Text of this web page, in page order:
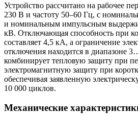
Устройство рассчитано на рабочее
230 В и частоту 50–60 Гц, с
и номинальным импульсным
кВ. Отключающая способность при
составляет 4,5 кА, а ограничение
отключения находится в диапазоне
комбинирует тепловую защиту при
электромагнитную защиту при
обеспечивая заявленную
10 000 циклов.
Механические